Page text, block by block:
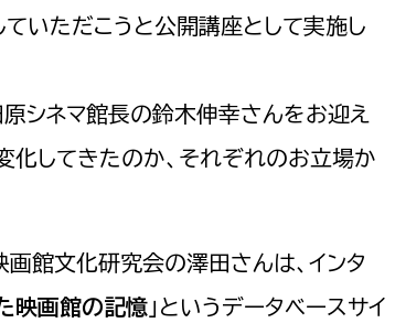
動・地域づくり
産業政策課
観光課
ていただこうと公開講座として実施し
シネマ館長の鈴木伸幸さんをお迎え
化してきたのか、それぞれのお立場か
館文化研究会の澤田さんは、インタ
映画館の記憶 」というデータベースサイ